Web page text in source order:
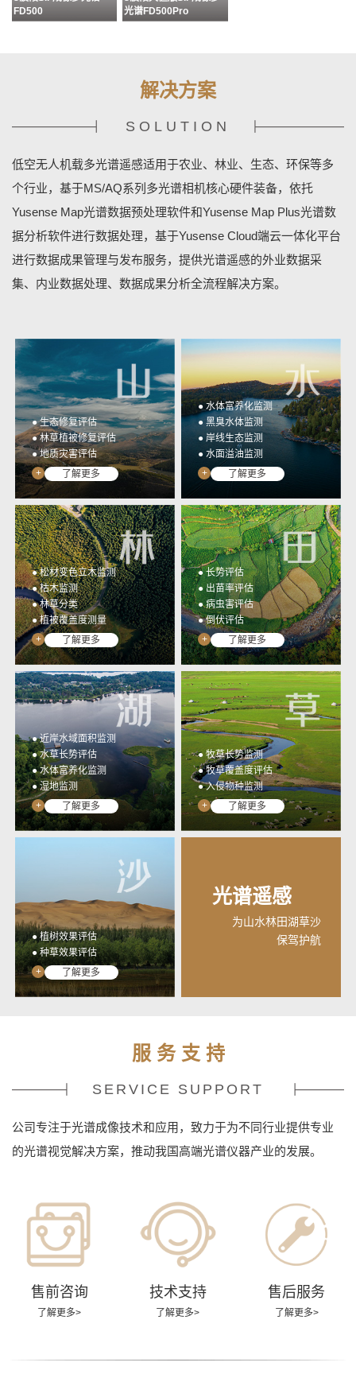
FD500
光谱FD500Pro
数据预处理软件MAP
数据分析软件MAPPLUS
地基终端控制软件
YUSENSENET
展示
光谱数据展示平台
YUSENSEVIEWER
YUSENSESDK
解决方案
SOLUTION
低空无人机载多光谱遥感适用于农业、林业、生态、环保等多
个行业，基于MS/AQ系列多光谱相机核心硬件装备，依托
Yusense Map光谱数据预处理软件和Yusense Map Plus光谱数
据分析软件进行数据处理，基于Yusense Cloud端云一体化平台
进行数据成果管理与发布服务，提供光谱遥感的外业数据采
集、内业数据处理、数据成果分析全流程解决方案。
● 生态修复评估
● 林草植被修复评估
● 地质灾害评估
+
了解更多
● 水体富养化监测
● 黑臭水体监测
● 岸线生态监测
● 水面溢油监测
+
了解更多
● 松材变色立木监测
● 枯木监测
● 林草分类
● 植被覆盖度测量
+
了解更多
● 长势评估
● 出苗率评估
● 病虫害评估
● 倒伏评估
+
了解更多
● 近岸水域面积监测
● 水草长势评估
● 水体富养化监测
● 湿地监测
+
了解更多
● 牧草长势监测
● 牧草覆盖度评估
● 入侵物种监测
+
了解更多
● 植树效果评估
● 种草效果评估
+
了解更多
光谱遥感
为山水林田湖草沙
保驾护航
服 务 支 持
SERVICE SUPPORT
公司专注于光谱成像技术和应用，致力于为不同行业提供专业
的光谱视觉解决方案，推动我国高端光谱仪器产业的发展。
售前咨询
了解更多>
技术支持
了解更多>
售后服务
了解更多>